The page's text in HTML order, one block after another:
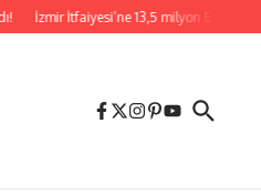
İzmir İtfaiyesi’ne 13,5 milyon Euro’luk